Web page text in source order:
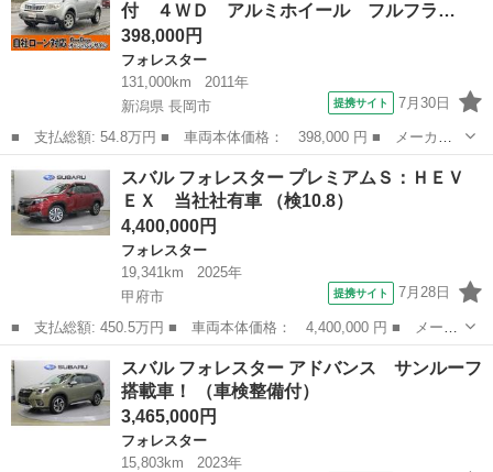
突安全装...
付 ４ＷＤ アルミホイール フルフラ…
398,000円
フォレスター
131,000km
2011年
新潟県 長岡市
提携サイト 7月30日
■ 支払総額: 54.8万円 ■ 車両本体価格： 398,000 円 ■ メーカー
名： スバル ■ 車種名： フォレスター ■ グレード名： ２．０
ＸＳ 車検整備付 ４ＷＤ アルミホイール フルフラット 衝突安
全ボディ 盗...
長岡市
スバル フォレスター プレミアムＳ：ＨＥＶ
ＥＸ 当社社有車 （検10.8）
4,400,000円
フォレスター
19,341km
2025年
甲府市
提携サイト 7月28日
■ 支払総額: 450.5万円 ■ 車両本体価格： 4,400,000 円 ■ メーカ
ー名： スバル ■ 車種名： フォレスター ■ グレード名： プレ
ミアムＳ：ＨＥＶ ＥＸ 当社社有車 ■ 排気量： 2500cc ■ ド...
甲府市
スバル フォレスター アドバンス サンルーフ
搭載車！ （車検整備付）
3,465,000円
フォレスター
15,803km
2023年